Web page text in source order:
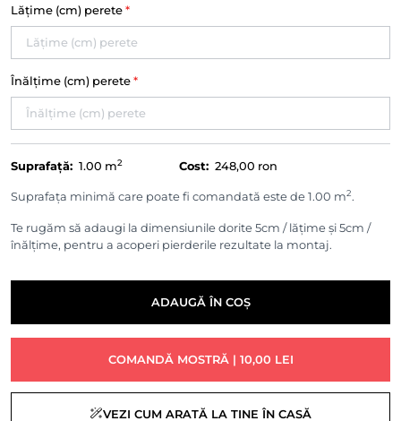
Lățime (cm) perete *
Înălțime (cm) perete *
Suprafață: 1.00 m2 Cost: 248,00 ron
Suprafața minimă care poate fi comandată este de 1.00 m2.
Te rugăm să adaugi la dimensiunile dorite 5cm / lățime și 5cm /
înălțime, pentru a acoperi pierderile rezultate la montaj.
ADAUGĂ ÎN COȘ
COMANDĂ MOSTRĂ | 10,00 LEI
VEZI CUM ARATĂ LA TINE ÎN CASĂ